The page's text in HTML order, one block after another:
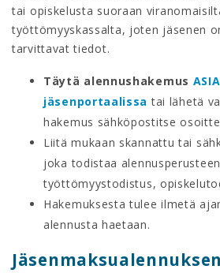
tai opiskelusta suoraan
työttömyyskassalta, joten jäsenen
tarvittavat tiedot.
Täytä alennushakemus
jäsenportaalissa tai lähetä
hakemus sähköpostitse
Liitä mukaan skannattu tai
joka todistaa
työttömyystodistus,
Hakemuksesta tulee ilmetä
alennusta haetaan.